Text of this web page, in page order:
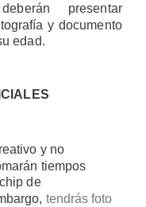
presentar
y documento
edad.
y no
tiempos
de
tendrás foto